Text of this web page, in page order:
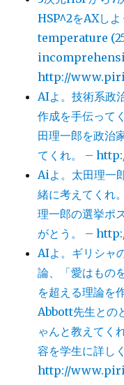
HSP^2をAXし
temperature
http://
AIよ。技術系政
作成を手伝って
田理一郎を政治
てくれ。 –
Aiよ。太田理一
緒に考えてくれ。
理一郎の選挙ポ
がとう。 –
AIよ。ギリシャ
論、「愛はもの
を超える理論を
Abbott先生との
ゃんと教えてく
容を学生に詳し
http://